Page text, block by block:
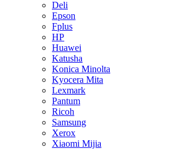
Deli
Epson
Fplus
HP
Huawei
Katusha
Konica Minolta
Kyocera Mita
Lexmark
Pantum
Ricoh
Samsung
Xerox
Xiaomi Mijia